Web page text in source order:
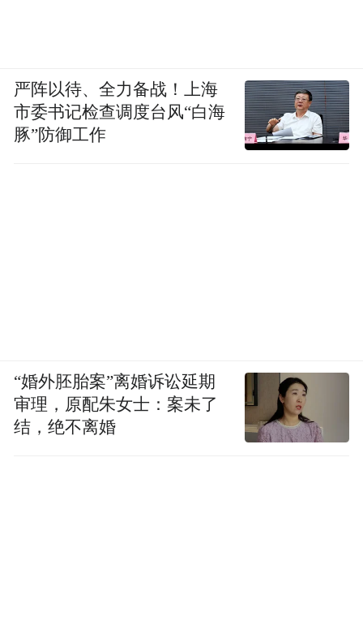
严阵以待、全力备战！上海
市委书记检查调度台风“白海
豚”防御工作
“婚外胚胎案”离婚诉讼延期
审理，原配朱女士：案未了
结，绝不离婚